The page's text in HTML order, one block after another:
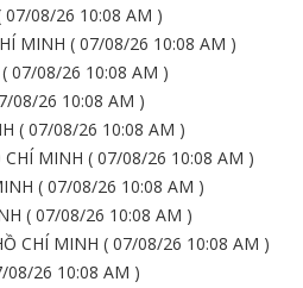
07/08/26 10:08 AM )
MINH ( 07/08/26 10:08 AM )
07/08/26 10:08 AM )
08/26 10:08 AM )
( 07/08/26 10:08 AM )
MINH ( 07/08/26 10:08 AM )
( 07/08/26 10:08 AM )
( 07/08/26 10:08 AM )
CHÍ MINH ( 07/08/26 10:08 AM )
08/26 10:08 AM )